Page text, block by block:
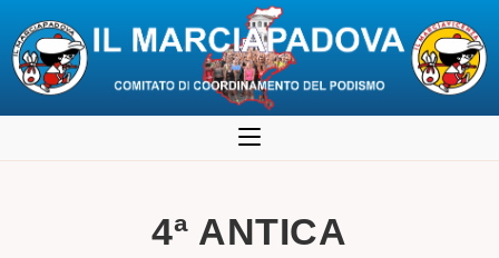
al
4ª ANTICA